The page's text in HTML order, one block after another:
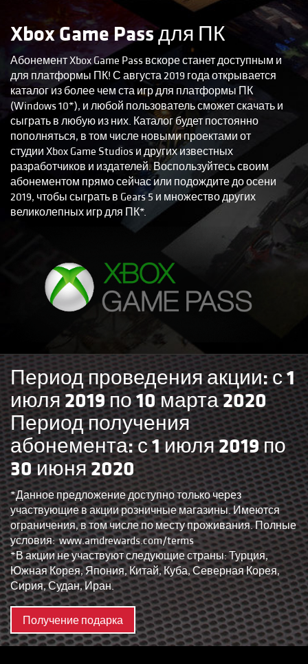
Xbox Game Pass для ПК
Абонемент Xbox Game Pass вскоре станет доступным и
для платформы ПК! С августа 2019 года открывается
каталог из более чем ста игр для платформы ПК
(Windows 10*), и любой пользователь сможет скачать и
сыграть в любую из них. Каталог будет постоянно
пополняться, в том числе новыми проектами от
студии Xbox Game Studios и других известных
разработчиков и издателей. Воспользуйтесь своим
абонементом прямо сейчас или подождите до осени
2019, чтобы сыграть в Gears 5 и множество других
великолепных игр для ПК*.
Период проведения акции: с 1
июля 2019 по 10 марта 2020
Период получения
абонемента: с 1 июля 2019 по
30 июня 2020
*Данное предложение доступно только через
участвующие в акции розничные магазины. Имеются
ограничения, в том числе по месту проживания. Полные
условия:www.amdrewards.com/terms
*В акции не участвуют следующие страны: Турция,
Южная Корея, Япония, Китай, Куба, Северная Корея,
Сирия, Судан, Иран.
Получение подарка